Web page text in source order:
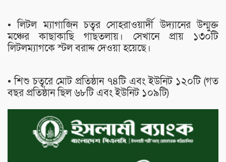
• লিটল ম্যাগাজিন চত্বর সোহরাওয়ার্দী উদ্যানের উন্মুক্ত
মঞ্চের কাছাকাছি গাছতলায়। সেখানে প্রায় ১৩০টি
লিটলম্যাগকে স্টল বরাদ্দ দেওয়া হয়েছে।
• শিশু চত্বরে মোট প্রতিষ্ঠান ৭৪টি এবং ইউনিট ১২০টি (গত
বছর প্রতিষ্ঠান ছিল ৬৮টি এবং ইউনিট ১০৯টি)